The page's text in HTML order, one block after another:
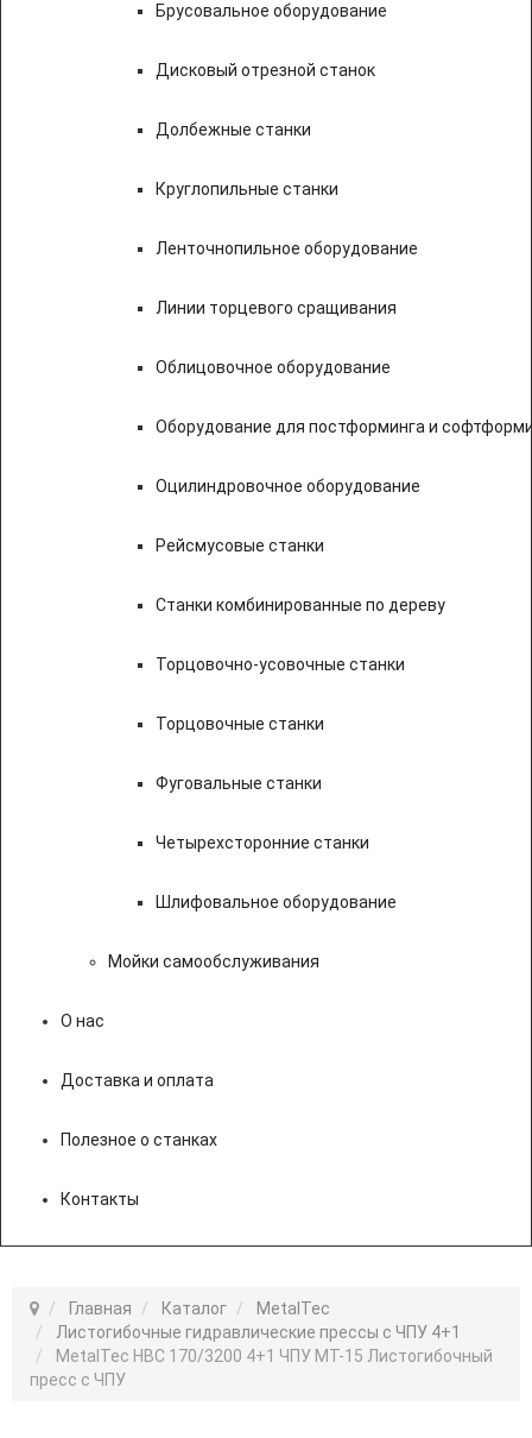
Брусовальное оборудование
Дисковый отрезной станок
Долбежные станки
Круглопильные станки
Ленточнопильное оборудование
Линии торцевого сращивания
Облицовочное оборудование
Оборудование для постформинга и
Оцилиндровочное оборудование
Рейсмусовые станки
Станки комбинированные по дереву
Торцовочно-усовочные станки
Торцовочные станки
Фуговальные станки
Четырехсторонние станки
Шлифовальное оборудование
Мойки самообслуживания
О нас
Доставка и оплата
Полезное о станках
Контакты
Главная Каталог
MetalTec
Листогибочные гидравлические прессы с ЧПУ 4+1
MetalTec HBС 170/3200 4+1 ЧПУ МТ-15 Листогибочный
пресс с ЧПУ